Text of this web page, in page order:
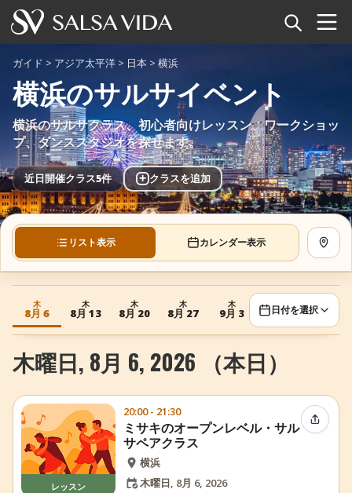
ホーム
イベント
ニュース
記事
動画
サルサ用語集
TuneTempo
+ イベントを追加
ガイド > アジア太平洋 > 日本 > 横浜
横浜のサルサイベント
横浜のサルサクラス、初心者向けレッスン、ワークショッ
プ、ダンススタジオを探せます。
近日開催クラス5件 + クラスを追加
リスト表示 カレンダー表示 地図
木
8月 6
木
8月 13
木
8月 20
木
8月 27
木
9月 3 日付を選択
木曜日, 8月 6, 2026 （本日）
レッスン
20:00 - 21:30
ミサキのオープンレベル・サル
サペアクラス
横浜
木曜日, 8月 6, 2026
イベン